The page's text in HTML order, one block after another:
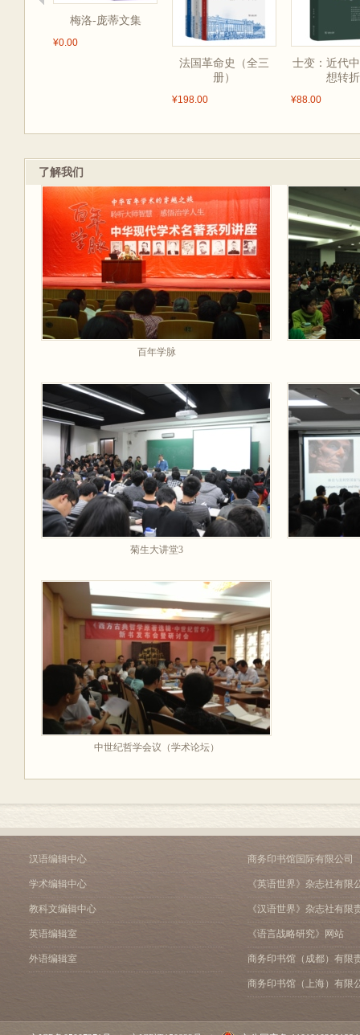
梅洛-庞蒂文集
¥0.00
法国革命史（全三
册）
¥198.00
士变：近代
想转折
¥88.00
了解我们
百年学脉
菊生大讲堂3
中世纪哲学会议（学术论坛）
汉语编辑中心
学术编辑中心
教科文编辑中心
英语编辑室
外语编辑室
商务印书馆国际有限公司
《英语世界》杂志社有限
《汉语世界》杂志社有限
《语言战略研究》网站
商务印书馆（成都）有限
商务印书馆（上海）有限